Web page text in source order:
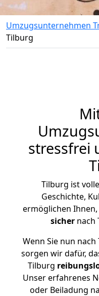
Umzugsunternehmen
Tilburg
stressfrei
Tilburg ist
Geschichte,
ermöglichen Ihnen,
sicher nach
Wenn Sie nun
sorgen wir dafür,
Tilburg
Unser erfahrenes
oder Beiladung